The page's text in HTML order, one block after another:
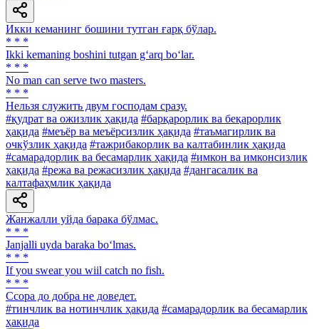
Икки кеманинг бошини тутган ғарқ бўлар.
* * *
Ikki kemaning boshini tutgan g‘arq bo‘lar.
* * *
No man can serve two masters.
* * *
Нельзя служить двум господам сразу.
#қудрат ва ожизлик ҳақида #барқарорлик ва беқарорлик
ҳақида #меъёр ва меъёрсизлик ҳақида #таъмагирлик ва
очкўзлик ҳақида #тажрибакорлик ва калтабинлик ҳақида
#самарадорлик ва бесамарлик ҳақида #имкон ва имконсизлик
ҳақида #режа ва режасизлик ҳақида #дангасалик ва
калтафаҳмлик ҳақида
Жанжалли уйда барака бўлмас.
* * *
Janjalli uyda baraka bo‘lmas.
* * *
If you swear you wiil catch no fish.
* * *
Ссора до добра не доведет.
#тинчлик ва нотинчлик ҳақида #самарадорлик ва бесамарлик
ҳақида